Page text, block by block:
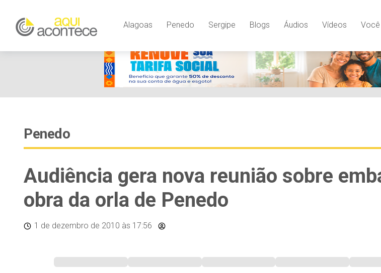
Alagoas Penedo Sergipe Blogs Áudios Vídeos
Penedo
Audiência gera nova reunião sobre
obra da orla de Penedo
1 de dezembro de 2010 às 17:56